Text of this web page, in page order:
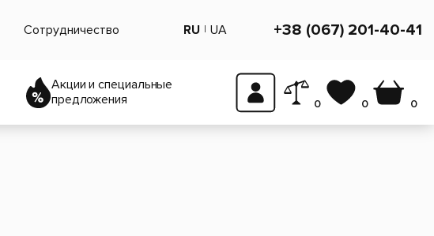
Сотрудничество RU UA +38 (067) 201-40-41
Акции и специальные
предложения
0 0 0